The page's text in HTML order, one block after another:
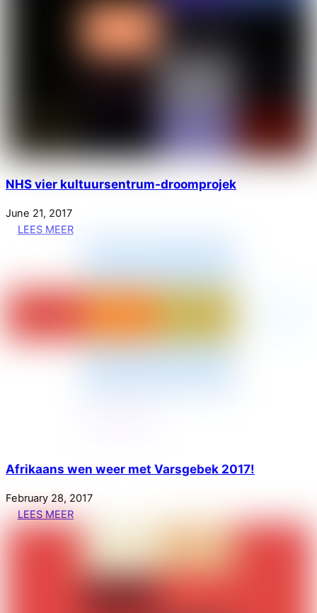
NHS vier kultuursentrum-droomprojek
June 21, 2017
LEES MEER
Afrikaans wen weer met Varsgebek 2017!
February 28, 2017
LEES MEER